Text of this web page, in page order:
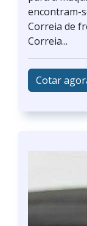
encontram-
Correia de
Correia...
Cotar